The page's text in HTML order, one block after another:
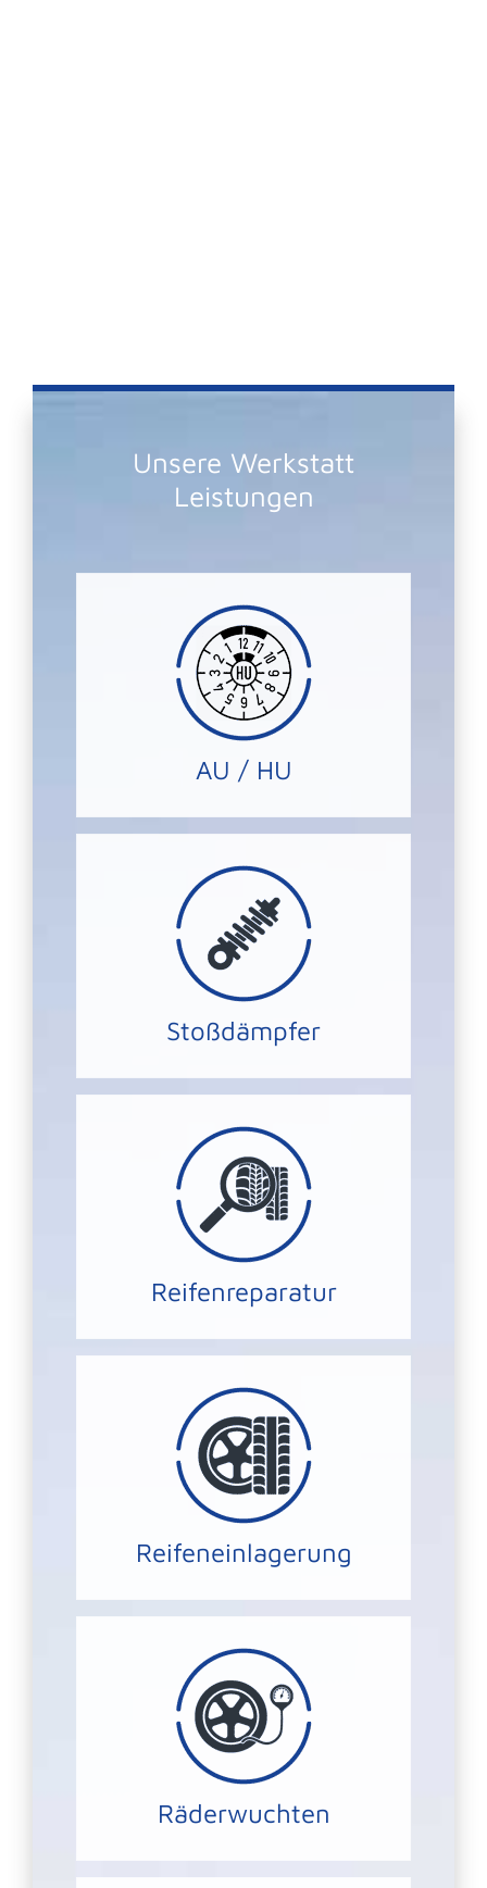
Unsere Werkstatt
Leistungen
AU / HU
Wir kümmern uns für Sie gerne um
die komplette Abwicklung der
Haupt-, bzw Abgasuntersuchung.
Stoßdämpfer
Mangelhafte Stoßdämpfer können
für lhre Sicherheit gefährlich sein.
NICHT mit uns!
Reifenreparatur
REIFENREPARATUR
Die meisten Schäden durch Nägel
und Schrauben können repariert
werden. Wenden Sie sich bitte
immer erst an uns.
Reifeneinlagerung
Gummi Berger Reifeneinlagerung –
das 5-Sterne-Hotel für Ihre Reifen
und Räder.
Räderwuchten
Durch das feinwuchten Ihrer Räder
erreichen wir eine noch höhere
Stabilität und Lenkkontrolle.